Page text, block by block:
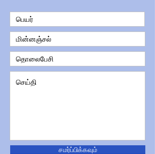
சமர்ப்பிக்கவும்